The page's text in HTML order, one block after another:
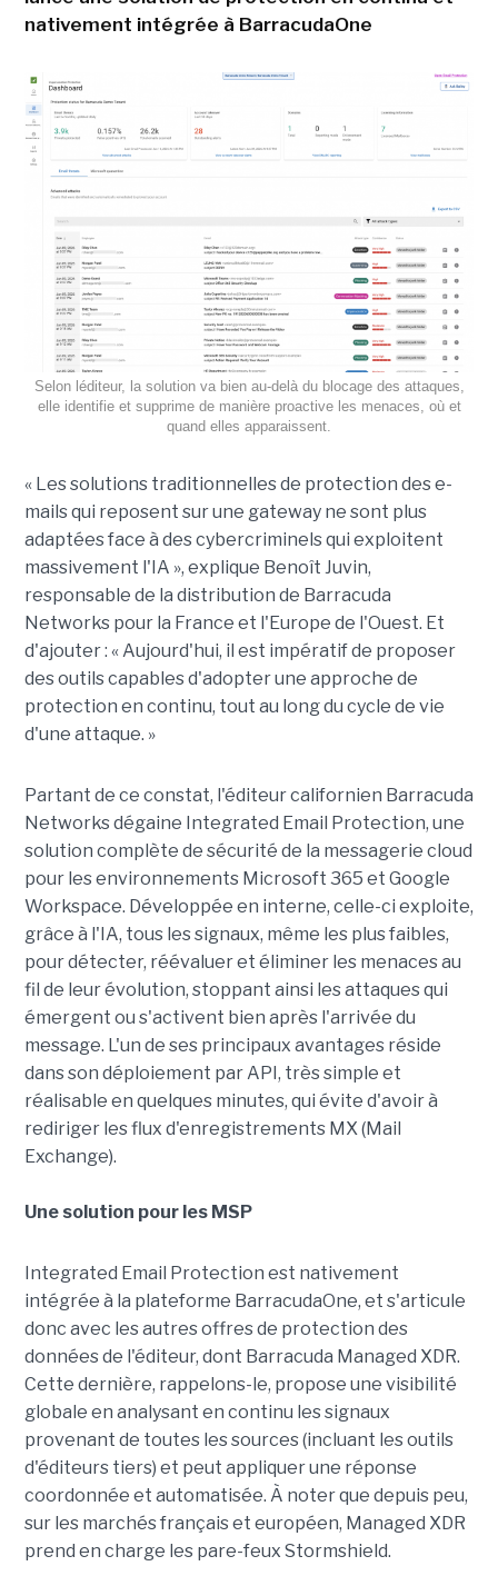
nativement intégrée à BarracudaOne
Selon léditeur, la solution va bien au-delà du blocage des attaques,
elle identifie et supprime de manière proactive les menaces, où et
quand elles apparaissent.
« Les solutions traditionnelles de protection des e-
mails qui reposent sur une gateway ne sont plus
adaptées face à des cybercriminels qui exploitent
massivement l'IA », explique Benoît Juvin,
responsable de la distribution de Barracuda
Networks pour la France et l'Europe de l'Ouest. Et
d'ajouter : « Aujourd'hui, il est impératif de proposer
des outils capables d'adopter une approche de
protection en continu, tout au long du cycle de vie
d'une attaque. »
Partant de ce constat, l'éditeur californien Barracuda
Networks dégaine Integrated Email Protection, une
solution complète de sécurité de la messagerie cloud
pour les environnements Microsoft 365 et Google
Workspace. Développée en interne, celle-ci exploite,
grâce à l'IA, tous les signaux, même les plus faibles,
pour détecter, réévaluer et éliminer les menaces au
fil de leur évolution, stoppant ainsi les attaques qui
émergent ou s'activent bien après l'arrivée du
message. L'un de ses principaux avantages réside
dans son déploiement par API, très simple et
réalisable en quelques minutes, qui évite d'avoir à
rediriger les flux d'enregistrements MX (Mail
Exchange).
Une solution pour les MSP
Integrated Email Protection est nativement
intégrée à la plateforme BarracudaOne, et s'articule
donc avec les autres offres de protection des
données de l'éditeur, dont Barracuda Managed XDR.
Cette dernière, rappelons-le, propose une visibilité
globale en analysant en continu les signaux
provenant de toutes les sources (incluant les outils
d'éditeurs tiers) et peut appliquer une réponse
coordonnée et automatisée. À noter que depuis peu,
sur les marchés français et européen, Managed XDR
prend en charge les pare-feux Stormshield.